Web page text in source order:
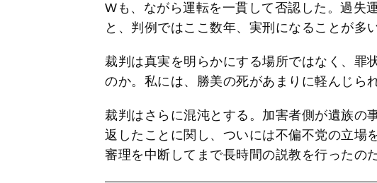
Wも、ながら運転を一貫して否認した。過失
と、判例ではここ数年、実刑になることが多
裁判は真実を明らかにする場所ではなく、罪
のか。私には、勝美の死があまりに軽んじら
裁判はさらに混沌とする。加害者側が遺族の
返したことに関し、ついには不偏不党の立場
審理を中断してまで長時間の説教を行ったのだ